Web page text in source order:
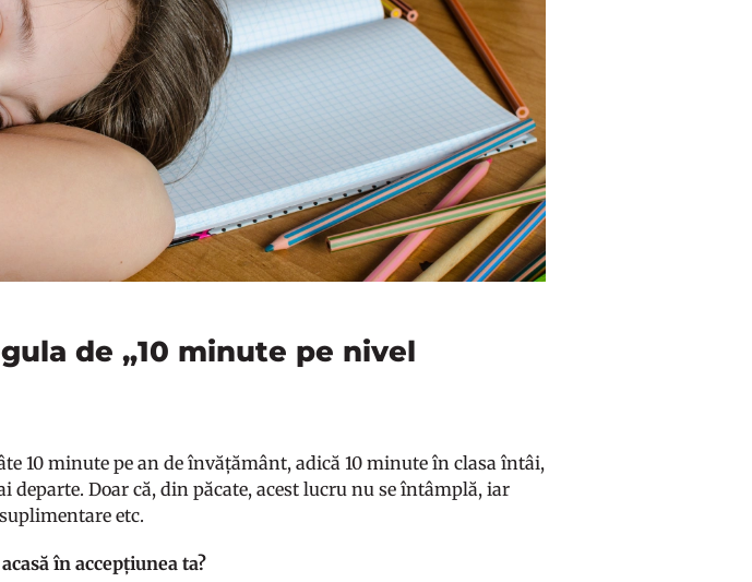
de „10 minute pe nivel
10 minute pe an de învățământ, adică 10 minute în clasa întâi,
departe. Doar că, din păcate, acest lucru nu se întâmplă, iar
etc.
în accepțiunea ta?